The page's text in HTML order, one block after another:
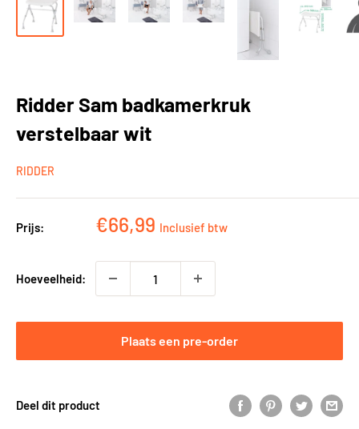
Ridder Sam badkamerkruk
verstelbaar wit
RIDDER
Prijs: Kortingsprijs
€66,99 Inclusief btw
Hoeveelheid:
Plaats een pre-order
Deel dit product